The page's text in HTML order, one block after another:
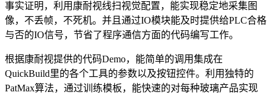
事实证明，利用康耐视线扫视觉配置，能实现稳定地采集图
像，不丢帧，不死机。并且通过IO模块能及时提供给PLC合格
与否的IO信号，节省了程序通信方面的代码编写工作。
根据康耐视提供的代码Demo，能简单的调用集成在
QuickBuild里的各个工具的参数以及按钮控件。利用独特的
PatMax算法，通过训练模板，能快速的对每种玻璃产品实现